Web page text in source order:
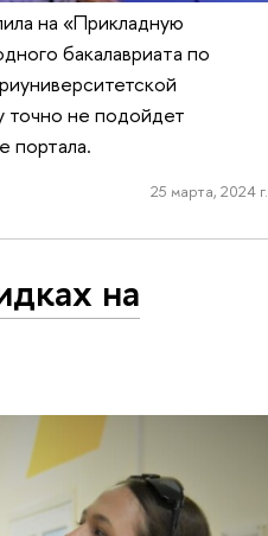
на «Прикладную
бакалавриата по
точно не подойдет
портала.
25 марта, 2024 г.
на